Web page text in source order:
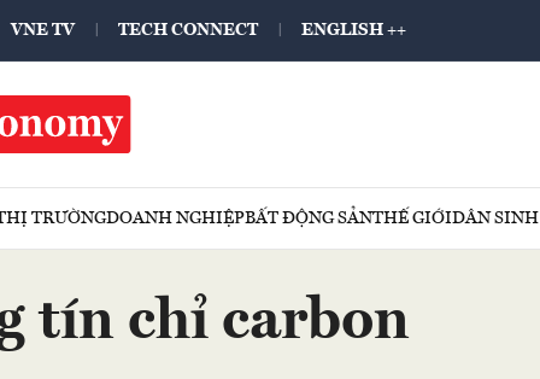
VNE TV TECH CONNECT ENGLISH ++
TRƯỜNGDOANH NGHIỆPBẤT ĐỘNG SẢNTHẾ GIỚIDÂN SINH
tín chỉ carbon